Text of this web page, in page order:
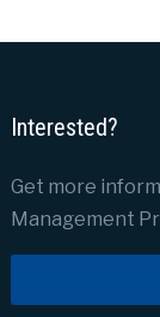
Interested?
Get more
Management